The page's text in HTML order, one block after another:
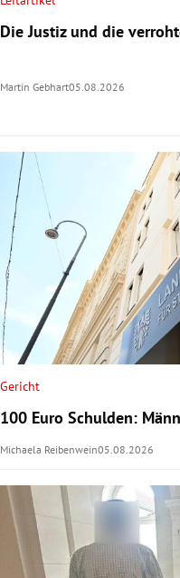
Die Justiz und die
Martin Gebhart05.08.2026
Gericht
100 Euro Schulden:
Michaela Reibenwein05.08.2026